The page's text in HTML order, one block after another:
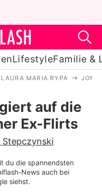
LifestyleFamilie &
LAURA MARIA RYPA JONA
auf die
Ex-Flirts
Stepczynski
du die spannendsten
News auch bei
siehst.